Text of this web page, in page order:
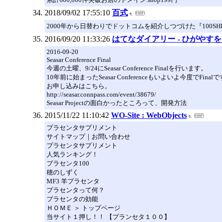
2018/09/02 17:55:10 百式
2000年から日替わりでドットコムを紹介しつづけた『
2016/09/20 11:33:26 はてなダイアリー - ひがやす
2016-09-20
Seasar Conference Final
今週の土曜、9/24にSeasar Conference Finalを行います。
10年前に始まったSeasar Conferenceもいよいよ今度でFinalで
お申し込みはこちら。
http://seasar.connpass.com/event/38679/
Seasar Projectの面白かったところって、開発方法
2015/11/22 11:10:42 WO-Site : WebObjects
プラセンタサプリメント
サイトマップ｜お問い合わせ
プラセンタサプリメント
人気ランキング！
プラセンタ100
穂のしずく
MF3 羊プラセンタ
プラセンタって何？
プラセンタの効能
ＨＯＭＥ ＞ トップページ
当サイト１押し！！ 【プランセタ１００】